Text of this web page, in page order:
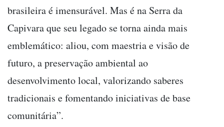
brasileira é imensurável. Mas é na Serra da
Capivara que seu legado se torna ainda mais
emblemático: aliou, com maestria e visão de
futuro, a preservação ambiental ao
desenvolvimento local, valorizando saberes
tradicionais e fomentando iniciativas de base
comunitária”.